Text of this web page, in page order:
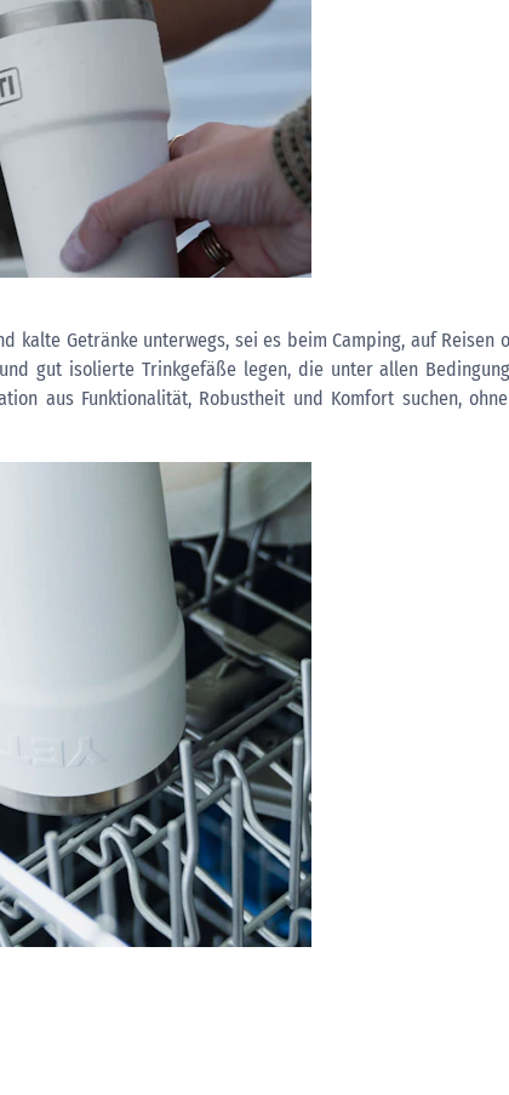
Getränke unterwegs, sei es beim Camping, auf Reisen
gut isolierte Trinkgefäße legen, die unter allen
aus Funktionalität, Robustheit und Komfort suchen,